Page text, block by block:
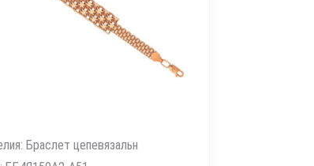
Браслет цепевязальн